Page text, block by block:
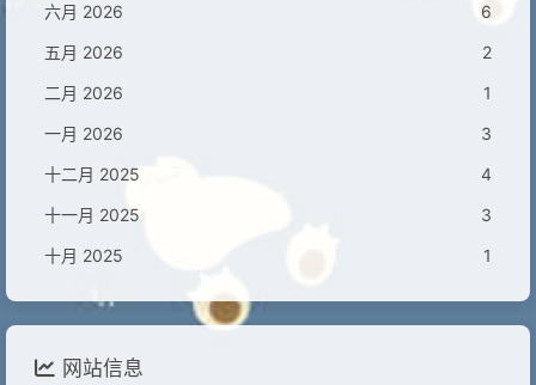
六月 2026
6
五月 2026
2
二月 2026
1
一月 2026
3
十二月 2025
4
十一月 2025
3
十月 2025
1
网站信息